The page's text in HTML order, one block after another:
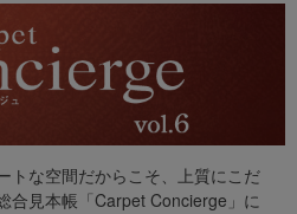
トな空間だからこそ、上質にこだ
合見本帳「Carpet Concierge」に